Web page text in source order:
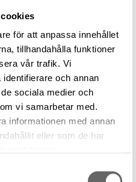
för att anpassa innehållet
tillhandahålla funktioner
vår trafik. Vi
och annan
sociala medier och
vi samarbetar med.
informationen med annan
eller som de har
föremål
term/238DD438-
E163966929B0